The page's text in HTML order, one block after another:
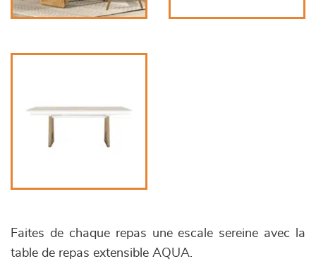
Faites de chaque repas une escale sereine avec la
table de repas extensible AQUA.